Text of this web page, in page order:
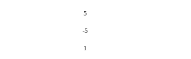
5
-5
1